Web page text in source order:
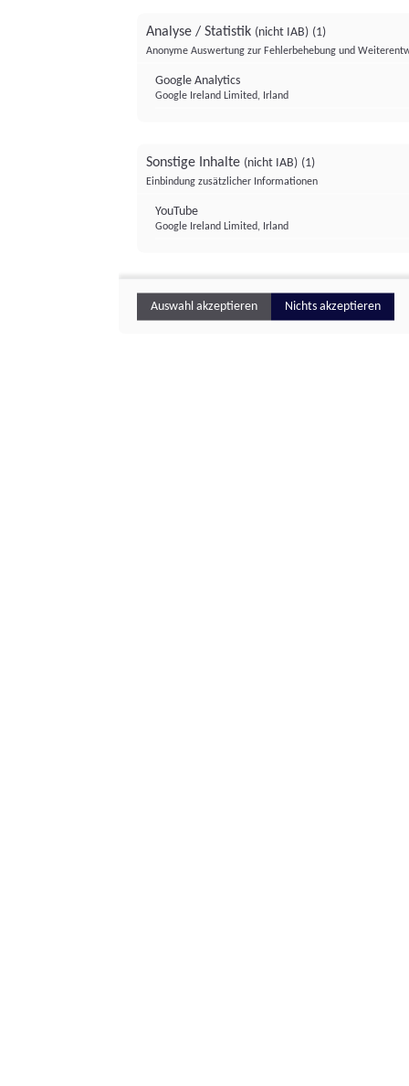
Analyse / Statistik (nicht IAB) (1)
Anonyme Auswertung zur Fehlerbehebung und
Google Analytics
Google Ireland Limited, Irland
Sonstige Inhalte (nicht IAB) (1)
Einbindung zusätzlicher Informationen
YouTube
Google Ireland Limited, Irland
Auswahl akzeptieren Nichts akzeptieren